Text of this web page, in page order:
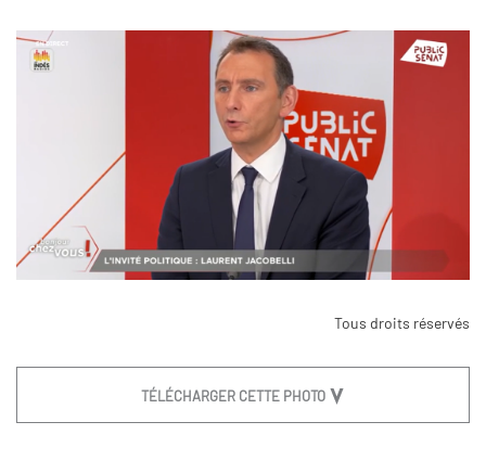
Tous droits réservés
TÉLÉCHARGER CETTE PHOTO